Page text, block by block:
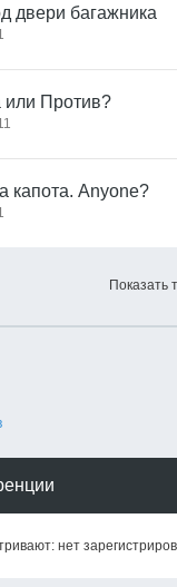
двери багажника
или Против?
капота. Anyone?
Показать
нет